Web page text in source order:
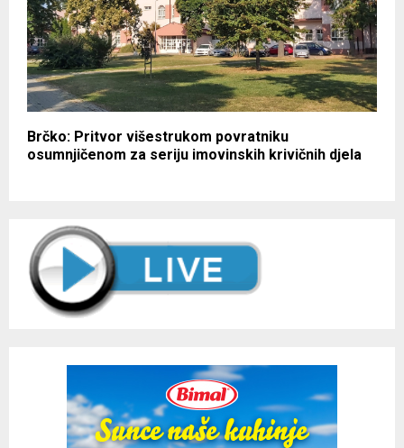
Brčko: Pritvor višestrukom povratniku
osumnjičenom za seriju imovinskih krivičnih djela